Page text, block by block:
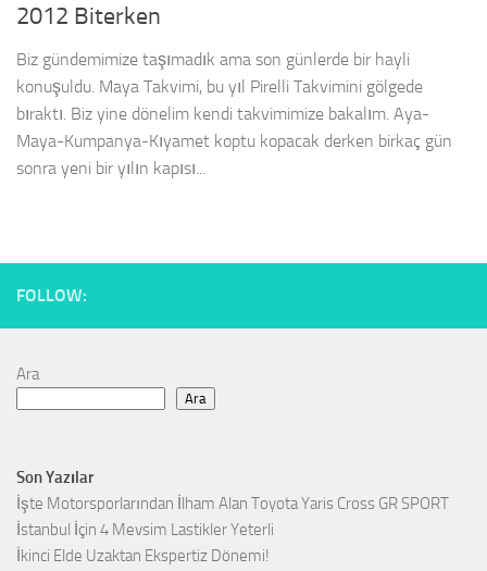
2012 Biterken
Biz gündemimize taşımadık ama son günlerde bir hayli
konuşuldu. Maya Takvimi, bu yıl Pirelli Takvimini gölgede
bıraktı. Biz yine dönelim kendi takvimimize bakalım. Aya-
Maya-Kumpanya-Kıyamet koptu kopacak derken birkaç gün
sonra yeni bir yılın kapısı...
FOLLOW:
Ara
Ara
Son Yazılar
İşte Motorsporlarından İlham Alan Toyota Yaris Cross GR SPORT
İstanbul İçin 4 Mevsim Lastikler Yeterli
İkinci Elde Uzaktan Ekspertiz Dönemi!